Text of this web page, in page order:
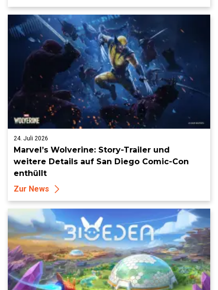
24. Juli 2026
Marvel’s Wolverine: Story-Trailer und
weitere Details auf San Diego Comic-Con
enthüllt
Zur News